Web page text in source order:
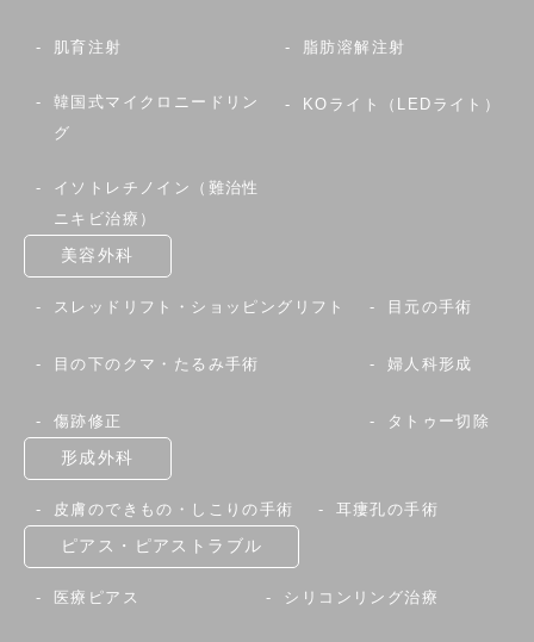
肌育注射 脂肪溶解注射
韓国式マイクロニードリン
グ
KOライト（LEDライト）
イソトレチノイン（難治性
ニキビ治療）
美容外科
スレッドリフト・ショッピングリフト 目元の手術
目の下のクマ・たるみ手術 婦人科形成
傷跡修正 タトゥー切除
形成外科
皮膚のできもの・しこりの手術 耳瘻孔の手術
ピアス・ピアストラブル
医療ピアス シリコンリング治療